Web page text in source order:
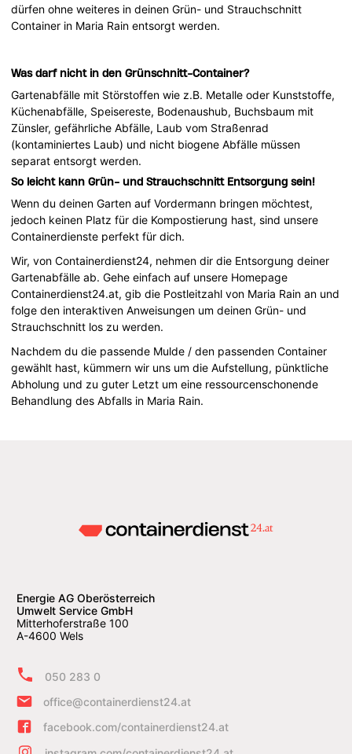
dürfen ohne weiteres in deinen Grün- und Strauchschnitt
Container in Maria Rain entsorgt werden.
Was darf nicht in den Grünschnitt-Container?
Gartenabfälle mit Störstoffen wie z.B. Metalle oder Kunststoffe,
Küchenabfälle, Speisereste, Bodenaushub, Buchsbaum mit
Zünsler, gefährliche Abfälle, Laub vom Straßenrad
(kontaminiertes Laub) und nicht biogene Abfälle müssen
separat entsorgt werden.
So leicht kann Grün- und Strauchschnitt Entsorgung sein!
Wenn du deinen Garten auf Vordermann bringen möchtest,
jedoch keinen Platz für die Kompostierung hast, sind unsere
Containerdienste perfekt für dich.
Wir, von Containerdienst24, nehmen dir die Entsorgung deiner
Gartenabfälle ab. Gehe einfach auf unsere Homepage
Containerdienst24.at, gib die Postleitzahl von Maria Rain an und
folge den interaktiven Anweisungen um deinen Grün- und
Strauchschnitt los zu werden.
Nachdem du die passende Mulde / den passenden Container
gewählt hast, kümmern wir uns um die Aufstellung, pünktliche
Abholung und zu guter Letzt um eine ressourcenschonende
Behandlung des Abfalls in Maria Rain.
Energie AG Oberösterreich
Umwelt Service GmbH
Mitterhoferstraße 100
A-4600 Wels
050 283 0
office@containerdienst24.at
facebook.com/containerdienst24.at